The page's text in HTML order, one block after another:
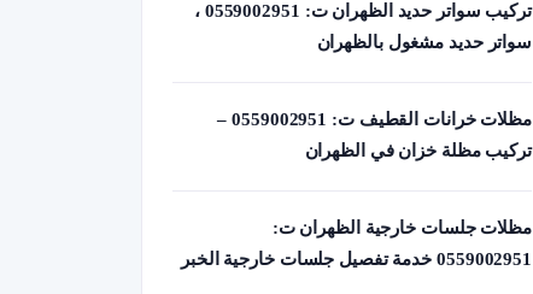
تركيب سواتر حديد الظهران ت: 0559002951 ،
سواتر حديد مشغول بالظهران
مظلات خرانات القطيف ت: 0559002951 –
تركيب مظلة خزان في الظهران
مظلات جلسات خارجية الظهران ت:
0559002951 خدمة تفصيل جلسات خارجية الخبر